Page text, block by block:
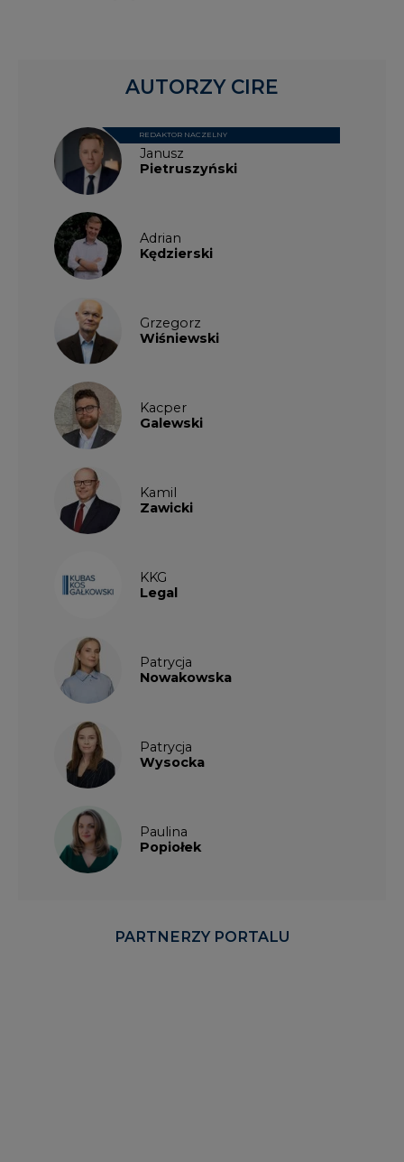
Janusz
Pietruszyński
REDAKTOR NACZELNY
Adrian
Kędzierski
Grzegorz
Wiśniewski
Kacper
Galewski
Kamil
Zawicki
KKG
Legal
Patrycja
Nowakowska
Patrycja
Wysocka
Paulina
Popiołek
AUTORZY CIRE
PARTNERZY PORTALU